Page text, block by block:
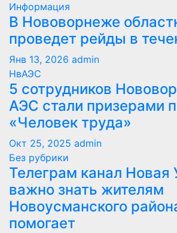
Информация
В Нововорнеже
проведет рейды в
Янв 13, 2026 admin
НвАЭС
5 сотрудников
АЭС стали призерами
«Человек труда»
Окт 25, 2025 admin
Без рубрики
Телеграм канал Новая
важно знать жителям
Новоусманского
помогает